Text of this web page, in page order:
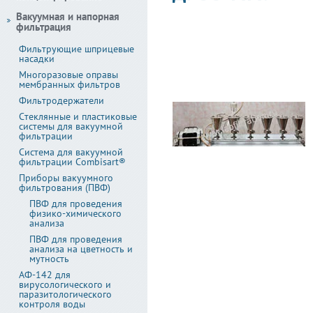
Вакуумная и напорная
фильтрация
Фильтрующие шприцевые
насадки
Многоразовые оправы
мембранных фильтров
Фильтродержатели
Стеклянные и пластиковые
системы для вакуумной
фильтрации
Система для вакуумной
фильтрации Combisart®
Приборы вакуумного
фильтрования (ПВФ)
ПВФ для проведения
физико-химического
анализа
ПВФ для проведения
анализа на цветность и
мутность
АФ-142 для
вирусологического и
паразитологического
контроля воды